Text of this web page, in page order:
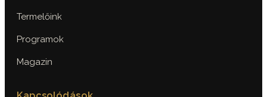
Termelőink
Programok
Magazin